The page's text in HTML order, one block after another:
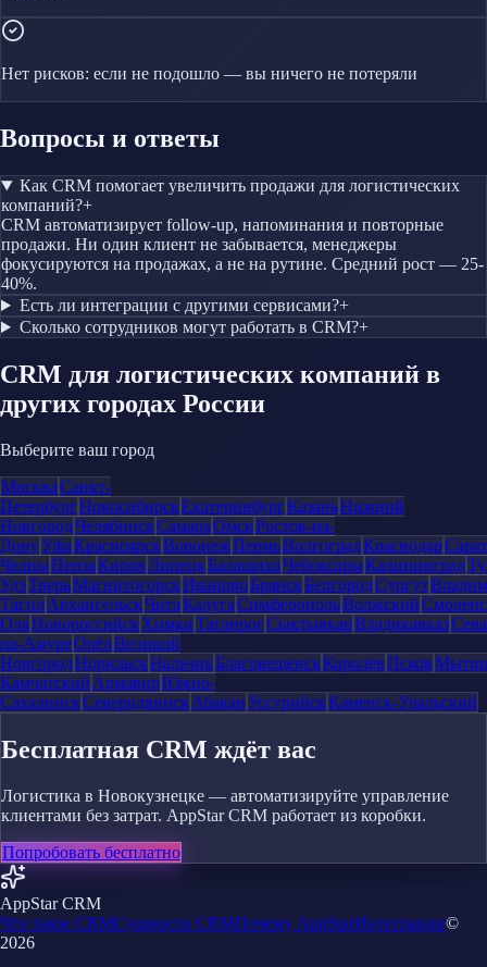
Нет рисков: если не подошло — вы ничего не потеряли
Вопросы и ответы
Как CRM помогает увеличить продажи для логистических
компаний?+
CRM автоматизирует follow-up, напоминания и повторные
продажи. Ни один клиент не забывается, менеджеры
фокусируются на продажах, а не на рутине. Средний рост — 25-
40%.
Есть ли интеграции с другими сервисами?+
Сколько сотрудников могут работать в CRM?+
CRM для логистических компаний в
других городах России
Выберите ваш город
МоскваСанкт-
ПетербургНовосибирскЕкатеринбургКазаньНижний
НовгородЧелябинскСамараОмскРостов-на-
ДонуУфаКрасноярскВоронежПермьВолгоградКраснодар
ЧелныПензаКировЛипецкБалашихаЧебоксарыКалининград
УдэТверьМагнитогорскИвановоБрянскБелгородСургут
ТагилАрхангельскЧитаКалугаСимферопольВолжский
ОлаНовороссийскХимкиТаганрогСыктывкарВладикавказ
на-АмуреОрёлВеликий
НовгородНорильскНальчикБлаговещенскКоролёвПсков
Камчатский АрмавирЮжно-
СахалинскСеверодвинскАбаканУссурийскКаменск-Уральский
Бесплатная CRM ждёт вас
Логистика в Новокузнецке — автоматизируйте управление
клиентами без затрат. AppStar CRM работает из коробки.
Попробовать бесплатно
AppStar CRM
Что такое CRMСущности CRMПочему AppStarИнтеграции©
2026